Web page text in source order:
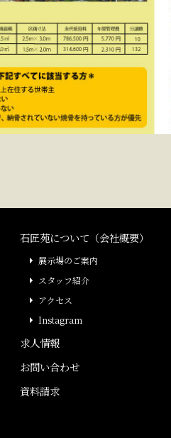
石匠苑について（会社概要）
展示場のご案内
スタッフ紹介
アクセス
Instagram
求人情報
お問い合わせ
資料請求